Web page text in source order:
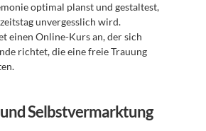
optimal planst und gestaltest,
einen Online-Kurs an, der sich
richtet, die eine freie Trauung
Selbstvermarktung